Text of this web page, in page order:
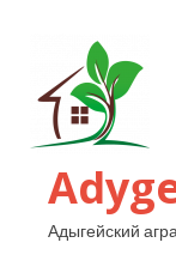
Адыгейский